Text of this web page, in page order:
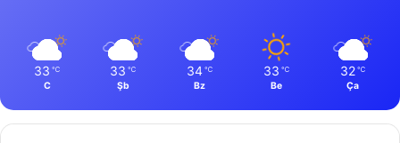
33 ℃
C
33 ℃
Şb
34 ℃
Bz
33 ℃
Be
32 ℃
Ça